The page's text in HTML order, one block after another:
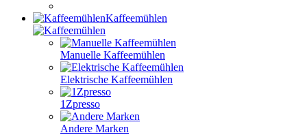
Kaffeemühlen
Manuelle Kaffeemühlen
Elektrische Kaffeemühlen
1Zpresso
Andere Marken